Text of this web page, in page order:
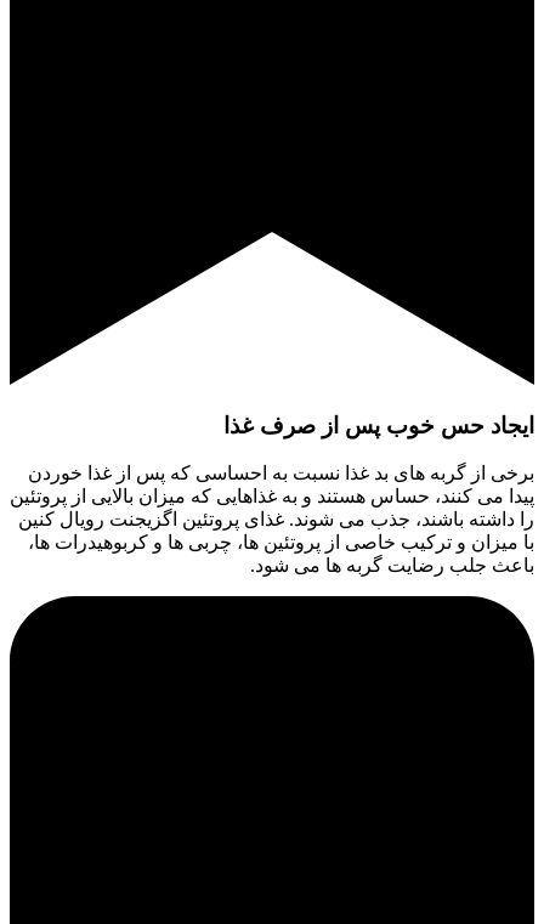
ایجاد حس خوب پس از صرف غذا
برخی از گربه های بد غذا نسبت به احساسی که پس از غذا خوردن
پیدا می کنند، حساس هستند و به غذاهایی که میزان بالایی از پروتئین
را داشته باشند، جذب می شوند. غذای پروتئین اگزیجنت رویال کنین
با میزان و ترکیب خاصی از پروتئین ها، چربی ها و کربوهیدرات ها،
باعث جلب رضایت گربه ها می شود.